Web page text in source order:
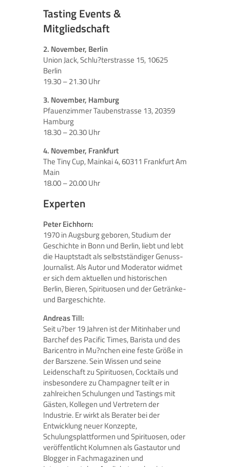
Tasting Events &
Mitgliedschaft
2. November, Berlin
Union Jack, Schlu?terstrasse 15, 10625
Berlin
19.30 – 21.30 Uhr
3. November, Hamburg
Pfauenzimmer Taubenstrasse 13, 20359
Hamburg
18.30 – 20.30 Uhr
4. November, Frankfurt
The Tiny Cup, Mainkai 4, 60311 Frankfurt Am
Main
18.00 – 20.00 Uhr
Experten
Peter Eichhorn:
1970 in Augsburg geboren, Studium der
Geschichte in Bonn und Berlin, liebt und lebt
die Hauptstadt als selbstständiger Genuss-
Journalist. Als Autor und Moderator widmet
er sich dem aktuellen und historischen
Berlin, Bieren, Spirituosen und der Getränke-
und Bargeschichte.
Andreas Till:
Seit u?ber 19 Jahren ist der Mitinhaber und
Barchef des Pacific Times, Barista und des
Baricentro in Mu?nchen eine feste Größe in
der Barszene. Sein Wissen und seine
Leidenschaft zu Spirituosen, Cocktails und
insbesondere zu Champagner teilt er in
zahlreichen Schulungen und Tastings mit
Gästen, Kollegen und Vertretern der
Industrie. Er wirkt als Berater bei der
Entwicklung neuer Konzepte,
Schulungsplattformen und Spirituosen, oder
veröffentlicht Kolumnen als Gastautor und
Blogger in Fachmagazinen und